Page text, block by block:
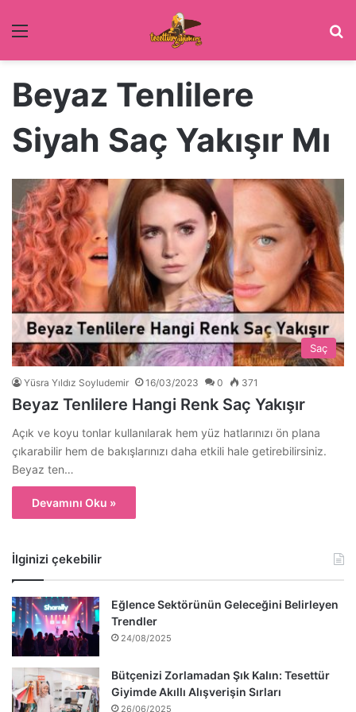
Menü
Beyaz Tenlilere
Siyah Saç Yakışır Mı
Saç
Yüsra Yıldız Soyludemir 16/03/2023 0 371
Beyaz Tenlilere Hangi Renk Saç Yakışır
Açık ve koyu tonlar kullanılarak hem yüz hatlarınızı ön plana
çıkarabilir hem de bakışlarınızı daha etkili hale getirebilirsiniz.
Beyaz ten…
Devamını Oku »
İlginizi çekebilir
Eğlence Sektörünün Geleceğini Belirleyen
Trendler
24/08/2025
Bütçenizi Zorlamadan Şık Kalın: Tesettür
Giyimde Akıllı Alışverişin Sırları
26/06/2025